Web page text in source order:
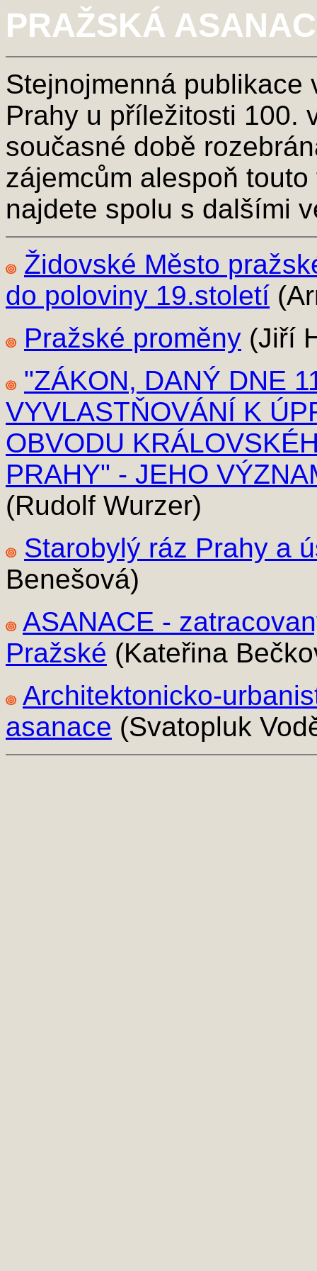
PRAŽSKÁ
Stejnojmenná publikace
Prahy u příležitosti 100.
současné době
zájemcům alespoň
najdete spolu s dalšími
Židovské Město
do poloviny 19.století
Pražské proměny (Jiří
"ZÁKON, DANÝ DNE
VYVLASTŇOVÁNÍ K
OBVODU
PRAHY" - JEHO
(Rudolf Wurzer)
Starobylý ráz Prahy a
Benešová)
ASANACE -
Pražské (Kateřina
Architektonicko-
asanace (Svatopluk